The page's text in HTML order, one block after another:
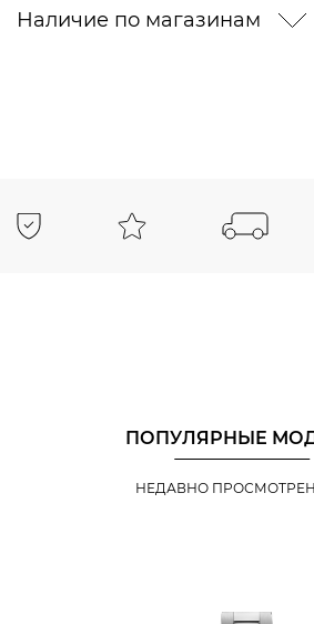
Наличие по магазинам
ПОПУЛЯРНЫЕ
НЕДАВНО